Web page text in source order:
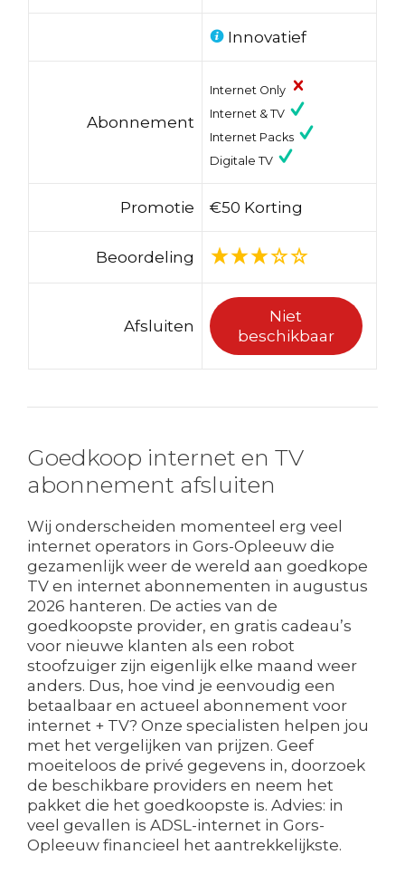
Innovatief
Abonnement
Internet Only
Internet & TV
Internet Packs
Digitale TV
Promotie €50 Korting
Beoordeling
Afsluiten
Niet
beschikbaar
Goedkoop internet en TV
abonnement afsluiten
Wij onderscheiden momenteel erg veel
internet operators in Gors-Opleeuw die
gezamenlijk weer de wereld aan goedkope
TV en internet abonnementen in augustus
2026 hanteren. De acties van de
goedkoopste provider, en gratis cadeau’s
voor nieuwe klanten als een robot
stoofzuiger zijn eigenlijk elke maand weer
anders. Dus, hoe vind je eenvoudig een
betaalbaar en actueel abonnement voor
internet + TV? Onze specialisten helpen jou
met het vergelijken van prijzen. Geef
moeiteloos de privé gegevens in, doorzoek
de beschikbare providers en neem het
pakket die het goedkoopste is. Advies: in
veel gevallen is ADSL-internet in Gors-
Opleeuw financieel het aantrekkelijkste.